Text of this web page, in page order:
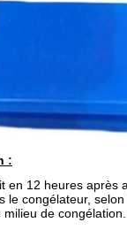
:
en 12 heures après
le congélateur,
de congélation.